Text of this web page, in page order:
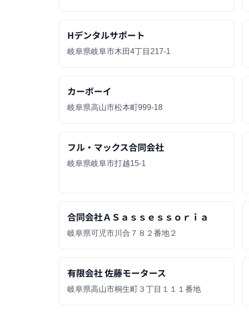
Hデンタルサポート
岐阜県岐阜市木田4丁目217-1
カーボーイ
岐阜県高山市松本町999-18
フル・マックス合同会社
岐阜県岐阜市打越15-1
合同会社ＡＳａｓｓｅｓｓｏｒｉａ
岐阜県可児市川合７８２番地２
有限会社 佐藤モータース
岐阜県高山市桐生町３丁目１１１番地